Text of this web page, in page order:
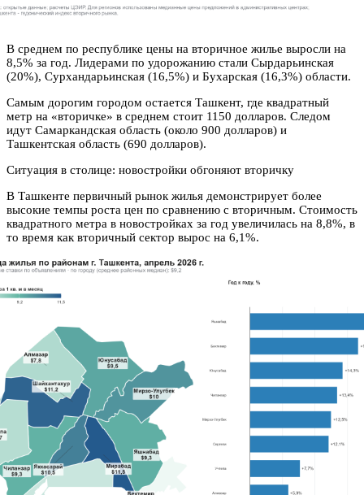
В среднем по республике цены на вторичное жилье выросли на
8,5% за год. Лидерами по удорожанию стали Сырдарьинская
(20%), Сурхандарьинская (16,5%) и Бухарская (16,3%) области.
Самым дорогим городом остается Ташкент, где квадратный
метр на «вторичке» в среднем стоит 1150 долларов. Следом
идут Самаркандская область (около 900 долларов) и
Ташкентская область (690 долларов).
Ситуация в столице: новостройки обгоняют вторичку
В Ташкенте первичный рынок жилья демонстрирует более
высокие темпы роста цен по сравнению с вторичным. Стоимость
квадратного метра в новостройках за год увеличилась на 8,8%, в
то время как вторичный сектор вырос на 6,1%.